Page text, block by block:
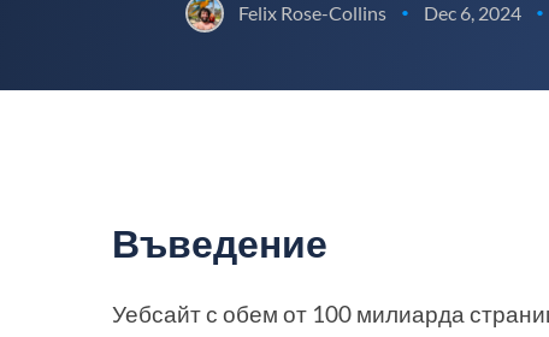
Felix Rose-Collins • Dec 6, 2024 •
Въведение
Уебсайт с обем от 100 милиарда